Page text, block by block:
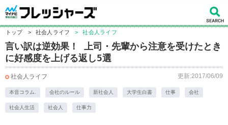
トップ > 社会人ライフ > 社会人ライフ
言い訳は逆効果！ 上司・先輩から注意を受けたとき
に好感度を上げる返し5選
社会人ライフ 更新:2017/06/09
本音コラム. 会社のルール 新社会人 大学生白書 仕事 会社
社会人生活 社会人 仕事力